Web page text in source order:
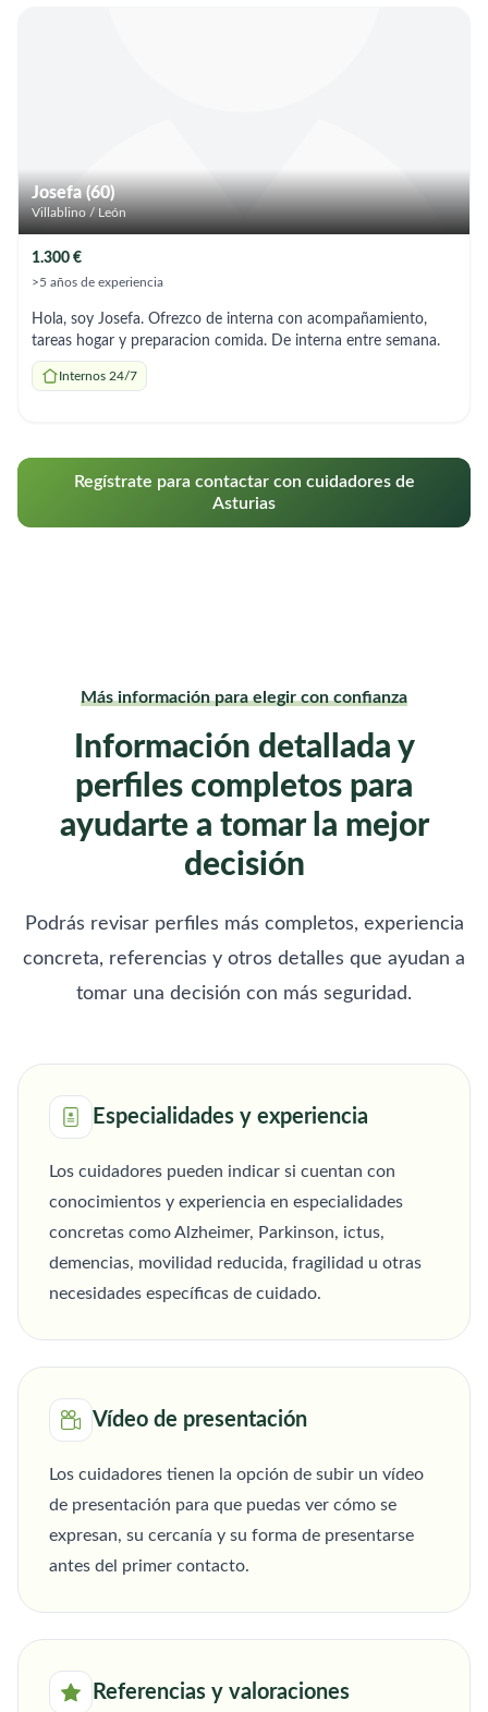
Josefa (60)
Villablino / León
1.300 €
>5 años de experiencia
Hola, soy Josefa. Ofrezco de interna con acompañamiento,
tareas hogar y preparacion comida. De interna entre semana.
Internos 24/7
Regístrate para contactar con cuidadores de
Asturias
Más información para elegir con confianza
Información detallada y
perfiles completos para
ayudarte a tomar la mejor
decisión
Podrás revisar perfiles más completos, experiencia
concreta, referencias y otros detalles que ayudan a
tomar una decisión con más seguridad.
Especialidades y experiencia
Los cuidadores pueden indicar si cuentan con
conocimientos y experiencia en especialidades
concretas como Alzheimer, Parkinson, ictus,
demencias, movilidad reducida, fragilidad u otras
necesidades específicas de cuidado.
Vídeo de presentación
Los cuidadores tienen la opción de subir un vídeo
de presentación para que puedas ver cómo se
expresan, su cercanía y su forma de presentarse
antes del primer contacto.
Referencias y valoraciones